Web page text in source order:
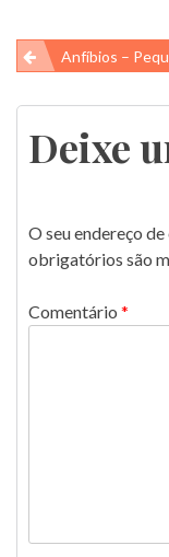
Navegação
de
Post
Anfíbios – Pequenos Vertebrados Que Precisam De
Deixe
O seu endereço
obrigatórios são
Comentário *